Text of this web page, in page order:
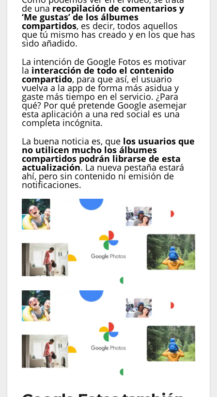
de una recopilación de comentarios y
‘Me gustas’ de los álbumes
compartidos, es decir, todos aquellos
que tú mismo has creado y en los que has
sido añadido.
La intención de Google Fotos es motivar
la interacción de todo el contenido
compartido, para que así, el usuario
vuelva a la app de forma más asidua y
gaste más tiempo en el servicio. ¿Para
qué? Por qué pretende Google asemejar
esta aplicación a una red social es una
completa incógnita.
La buena noticia es, que los usuarios que
no utilicen mucho los álbumes
compartidos podrán librarse de esta
actualización. La nueva pestaña estará
ahí, pero sin contenido ni emisión de
notificaciones.